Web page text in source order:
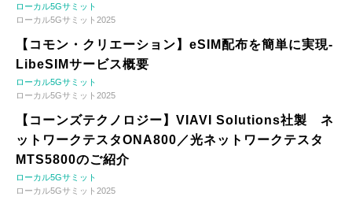
ローカル5Gサミット
ローカル5Gサミット2025
【コモン・クリエーション】eSIM配布を簡単に実現-
LibeSIMサービス概要
ローカル5Gサミット
ローカル5Gサミット2025
【コーンズテクノロジー】VIAVI Solutions社製 ネ
ットワークテスタONA800／光ネットワークテスタ
MTS5800のご紹介
ローカル5Gサミット
ローカル5Gサミット2025